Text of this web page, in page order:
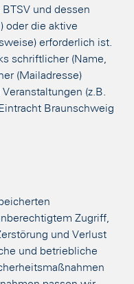
und dessen
oder die aktive
erforderlich ist.
schriftlicher (Name,
(Mailadresse)
(z.B.
Braunschweig
Zugriff,
und Verlust
und betriebliche